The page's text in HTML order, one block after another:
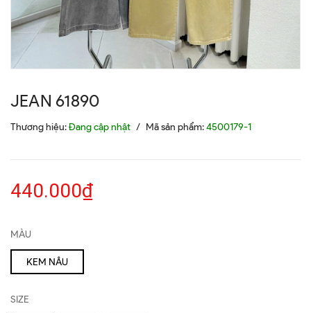
JEAN 61890
Thương hiệu:Đang cập nhật / Mã sản phẩm:4500179-1
440.000₫
MÀU
KEM NÂU
SIZE